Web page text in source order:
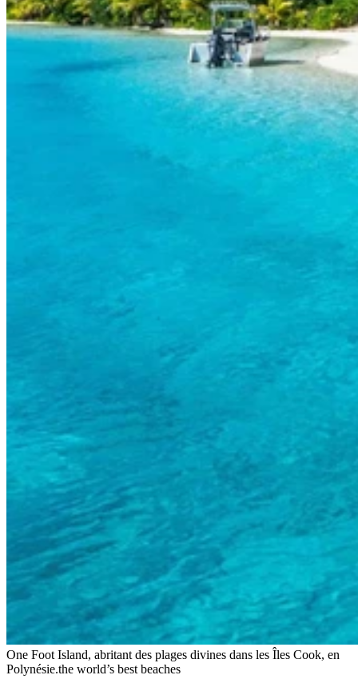
One Foot Island, abritant des plages divines dans les Îles Cook, en
Polynésie.the world’s best beaches